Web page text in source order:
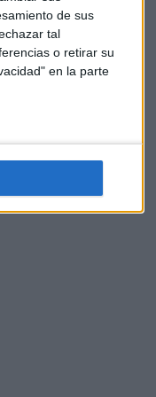
de sus
tal
o retirar su
en la parte